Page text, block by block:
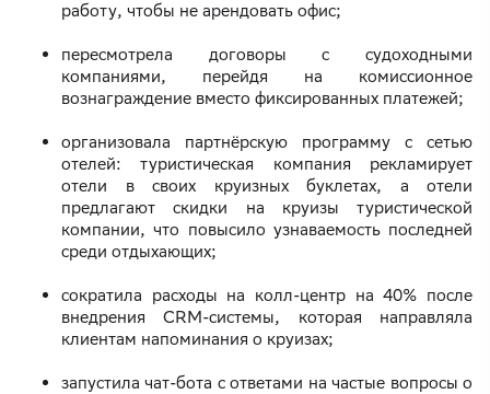
работу, чтобы не арендовать офис;
пересмотрела договоры с судоходными
компаниями, перейдя на комиссионное
вознаграждение вместо фиксированных платежей;
организовала партнёрскую программу с сетью
отелей: туристическая компания рекламирует
отели в своих круизных буклетах, а отели
предлагают скидки на круизы туристической
компании, что повысило узнаваемость последней
среди отдыхающих;
сократила расходы на колл-центр на 40% после
внедрения CRM-системы, которая направляла
клиентам напоминания о круизах;
запустила чат-бота с ответами на частые вопросы о